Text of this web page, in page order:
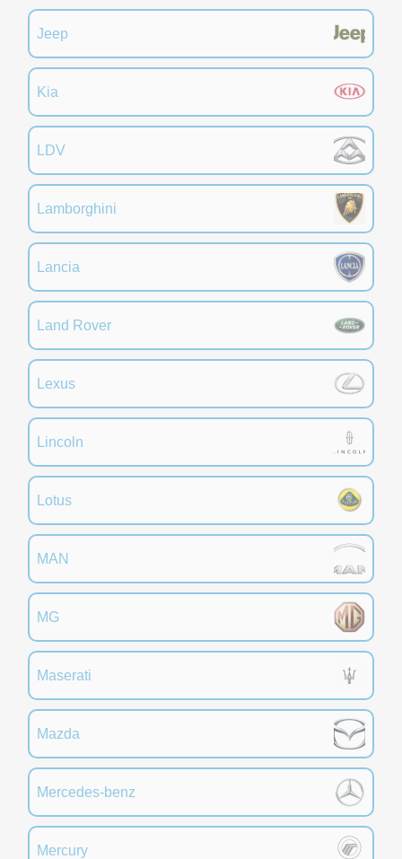
Jeep
Kia
LDV
Lamborghini
Lancia
Land Rover
Lexus
Lincoln
Lotus
MAN
MG
Maserati
Mazda
Mercedes-benz
Mercury